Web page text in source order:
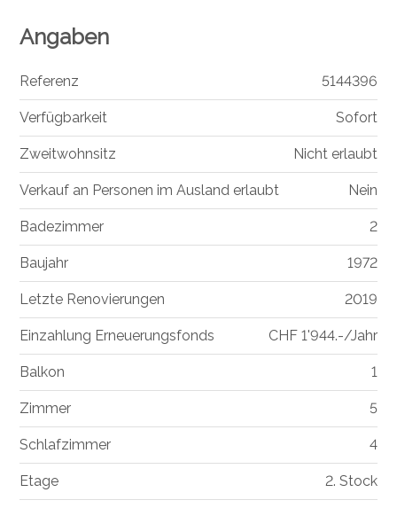
Angaben
Referenz 5144396
Verfügbarkeit Sofort
Zweitwohnsitz Nicht erlaubt
Verkauf an Personen im Ausland erlaubt Nein
Badezimmer 2
Baujahr 1972
Letzte Renovierungen 2019
Einzahlung Erneuerungsfonds CHF 1'944.-/Jahr
Balkon 1
Zimmer 5
Schlafzimmer 4
Etage 2. Stock